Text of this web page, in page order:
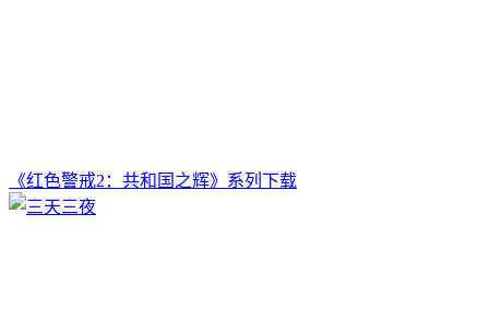
《红色警戒2：共和国之辉》系列下载